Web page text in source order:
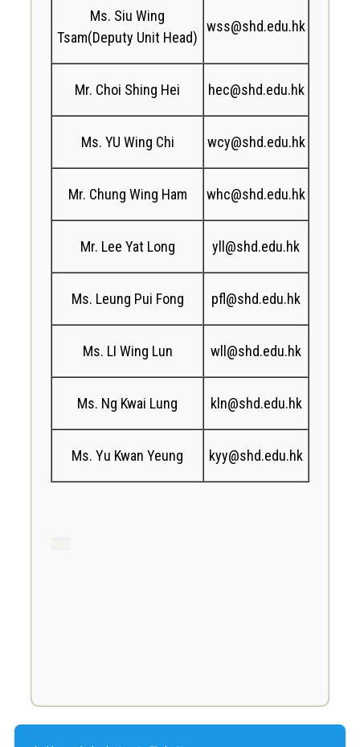
Ms. Siu Wing
Tsam(Deputy Unit Head)
wss@shd.edu.hk
Mr. Choi Shing Hei hec@shd.edu.hk
Ms. YU Wing Chi wcy@shd.edu.hk
Mr. Chung Wing Ham whc@shd.edu.hk
Mr. Lee Yat Long yll@shd.edu.hk
Ms. Leung Pui Fong pfl@shd.edu.hk
Ms. LI Wing Lun wll@shd.edu.hk
Ms. Ng Kwai Lung kln@shd.edu.hk
Ms. Yu Kwan Yeung kyy@shd.edu.hk